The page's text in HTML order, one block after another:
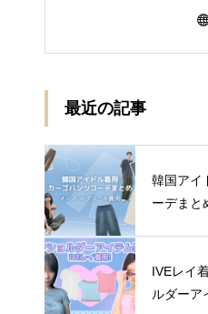
最近の記事
韓国アイ
ーデまと
IVEレイ
ルダーア